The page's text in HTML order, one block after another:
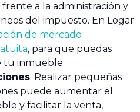
a la administración y
del impuesto. En Logar
de mercado
, para que puedas
tu inmueble
: Realizar pequeñas
puede aumentar el
y facilitar la venta,